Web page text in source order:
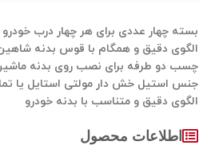
بسته چهار عددی برای هر چهار درب خودرو
الگوی دقیق و همگام با قوس بدنه
چسب دو طرفه برای نصب روی بدنه
جنس استیل خش دار مولتی استایل یا
الگوی دقیق و متناسب با بدنه خودرو
اطلاعات محصول